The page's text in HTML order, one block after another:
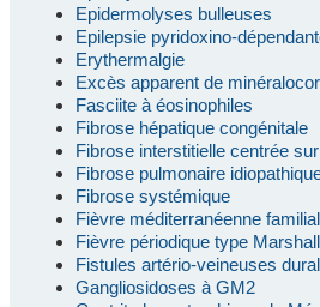
Epidermolyses bulleuses
Epilepsie pyridoxino-
Erythermalgie
Excès apparent de
Fasciite à éosinophiles
Fibrose hépatique congénitale
Fibrose interstitielle centrée
Fibrose pulmonaire
Fibrose systémique
Fièvre méditerranéenne
Fièvre périodique type Marshall
Fistules artério-veineuses
Gangliosidoses à GM2